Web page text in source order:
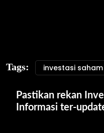
Tags: investasi saham
Pastikan rekan
Informasi ter-